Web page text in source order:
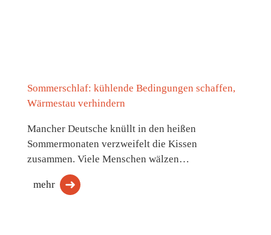
Sommerschlaf: kühlende Bedingungen schaffen,
Wärmestau verhindern
Mancher Deutsche knüllt in den heißen
Sommermonaten verzweifelt die Kissen
zusammen. Viele Menschen wälzen…
mehr